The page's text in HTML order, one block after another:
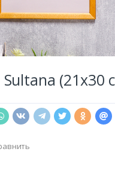
(21х30